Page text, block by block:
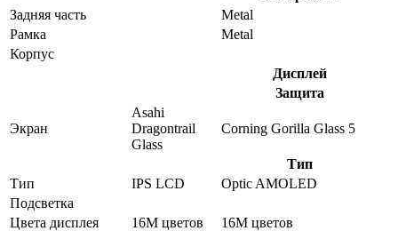
Задняя часть
Metal
Рамка
Metal
Корпус
Дисплей
Защита
Экран
Asahi
Dragontrail
Glass
Corning Gorilla Glass 5
Тип
Тип
IPS LCD
Optic AMOLED
Подсветка
Цвета дисплея
16M цветов 16M цветов